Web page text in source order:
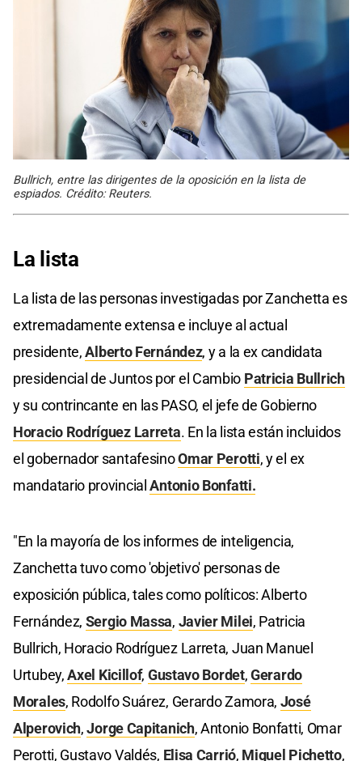
Bullrich, entre las dirigentes de la oposición en la lista de
espiados. Crédito: Reuters.
La lista
La lista de las personas investigadas por Zanchetta es
extremadamente extensa e incluye al actual
presidente,Alberto Fernández, y a la ex candidata
presidencial de Juntos por el Cambio Patricia Bullrich
y su contrincante en las PASO, el jefe de Gobierno
Horacio Rodríguez Larreta. En la lista están incluidos
el gobernador santafesinoOmar Perotti, y el ex
mandatario provincialAntonio Bonfatti.
"En la mayoría de los informes de inteligencia,
Zanchetta tuvo como 'objetivo' personas de
exposición pública, tales como políticos: Alberto
Fernández, Sergio Massa, Javier Milei, Patricia
Bullrich, Horacio Rodríguez Larreta, Juan Manuel
Urtubey,Axel Kicillof, Gustavo Bordet,Gerardo
Morales, Rodolfo Suárez, Gerardo Zamora, José
Alperovich,Jorge Capitanich, Antonio Bonfatti, Omar
Perotti, Gustavo Valdés, Elisa Carrió, Miguel Pichetto,